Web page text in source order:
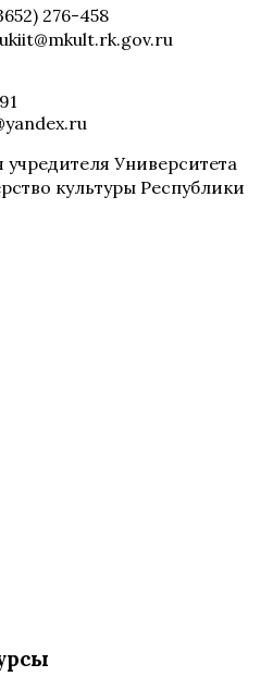
276-458
Университета
культуры Республики